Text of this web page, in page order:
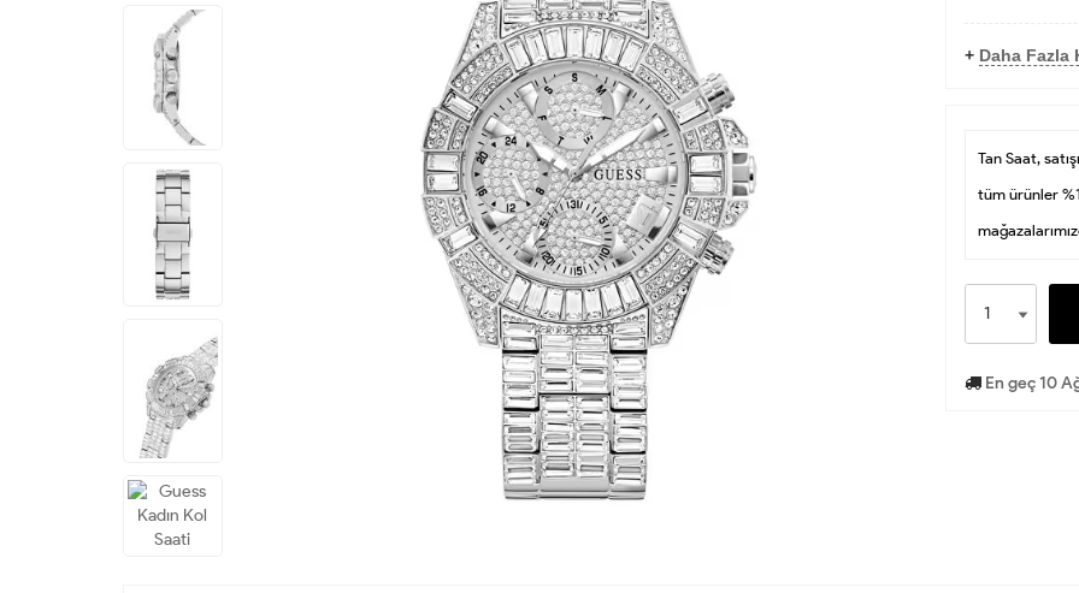
+ Daha Fazla
Tan Saat,
tüm ürünler
En geç 10